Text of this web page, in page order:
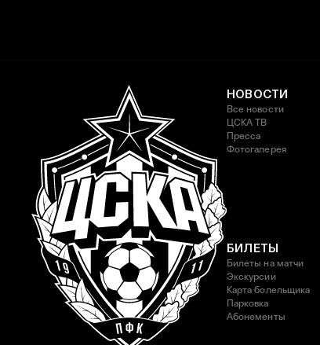
НОВОСТИ
Все новости
ЦСКА ТВ
Пресса
Фотогалерея
БИЛЕТЫ
Билеты на матчи
Экскурсии
Карта болельщика
Парковка
Абонементы